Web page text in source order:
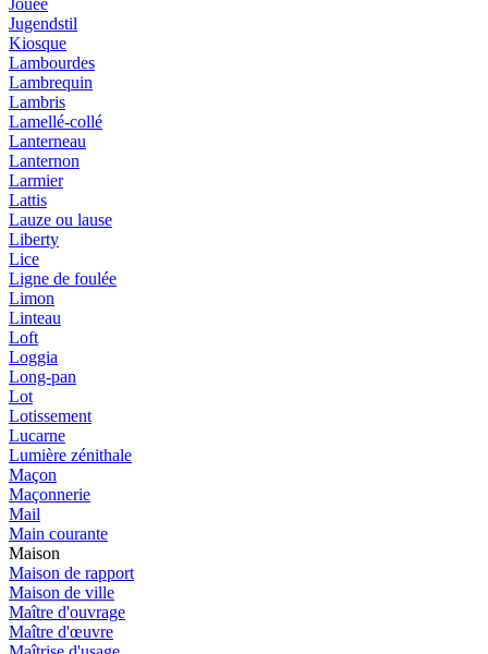
Jouée
Jugendstil
Kiosque
Lambourdes
Lambrequin
Lambris
Lamellé-collé
Lanterneau
Lanternon
Larmier
Lattis
Lauze ou lause
Liberty
Lice
Ligne de foulée
Limon
Linteau
Loft
Loggia
Long-pan
Lot
Lotissement
Lucarne
Lumière zénithale
Maçon
Maçonnerie
Mail
Main courante
Maison
Maison de rapport
Maison de ville
Maître d'ouvrage
Maître d'œuvre